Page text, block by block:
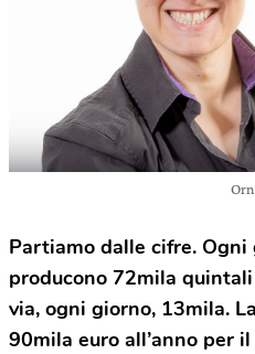
Partiamo dalle cifre.
producono 72mila
via, ogni giorno, 13mila.
90mila euro all’anno per